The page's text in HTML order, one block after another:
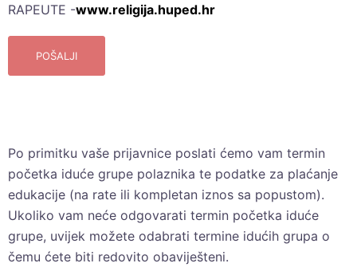
RAPEUTE -www.religija.huped.hr
POŠALJI
Po primitku vaše prijavnice poslati ćemo vam termin
početka iduće grupe polaznika te podatke za plaćanje
edukacije (na rate ili kompletan iznos sa popustom).
Ukoliko vam neće odgovarati termin početka iduće
grupe, uvijek možete odabrati termine idućih grupa o
čemu ćete biti redovito obaviješteni.